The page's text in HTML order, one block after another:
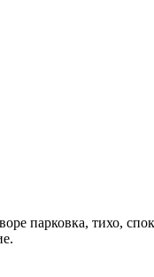
парковка, тихо,